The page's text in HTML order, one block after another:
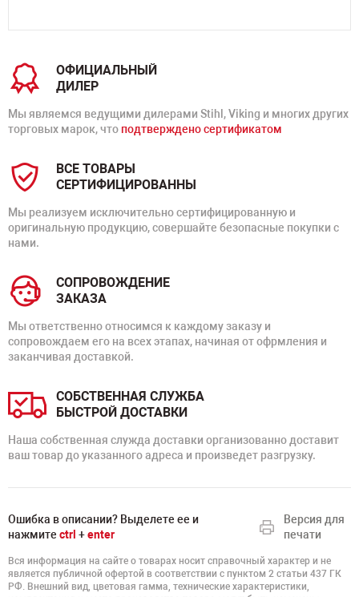
ОФИЦИАЛЬНЫЙ
ДИЛЕР
Мы являемся ведущими дилерами Stihl, Viking и многих других
торговых марок, что подтверждено сертификатом
ВСЕ ТОВАРЫ
СЕРТИФИЦИРОВАННЫ
Мы реализуем исключительно сертифицированную и
оригинальную продукцию, совершайте безопасные покупки с
нами.
СОПРОВОЖДЕНИЕ
ЗАКАЗА
Мы ответственно относимся к каждому заказу и
сопровождаем его на всех этапах, начиная от офрмления и
заканчивая доставкой.
СОБСТВЕННАЯ СЛУЖБА
БЫСТРОЙ ДОСТАВКИ
Наша собственная служда доставки организованно доставит
ваш товар до указанного адреса и произведет разгрузку.
Ошибка в описании? Выделете ее и
нажмите ctrl +enter
Версия для
печати
Вся информация на сайте о товарах носит справочный характер и не
является публичной офертой в соответствии с пунктом 2 статьи 437 ГК
РФ. Внешний вид, цветовая гамма, технические характеристики,